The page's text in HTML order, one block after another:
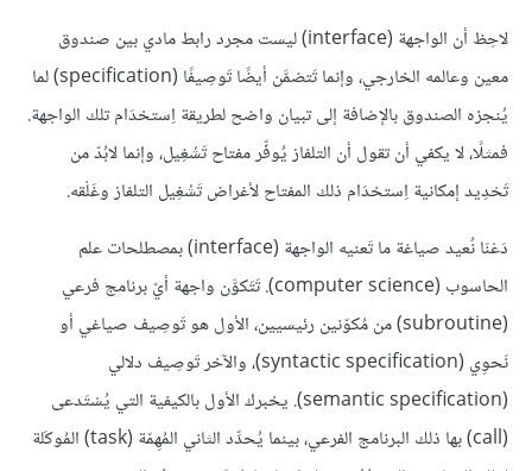
لاحِظ أن الواجهة (interface) ليست مجرد رابط مادي بين صندوق
معين وعالمه الخارجي، وإنما تَتضمَّن أيضًا تَوصِيفًا (specification) لما
يُنجزه الصندوق بالإضافة إلى تبيان واضح لطريقة اِستخدَام تلك الواجهة.
فمثلًا، لا يكفي أن تقول أن التلفاز يُوفِّر مفتاح تَشْغِيل، وإنما لابُدّ من
تَحْدِيد إمكانية اِستخدَام ذلك المفتاح لأغراض تَشْغِيل التلفاز وغَلْقه.
دَعْنَا نُعيد صياغة ما تَعنيه الواجهة (interface) بمصطلحات علم
الحاسوب (computer science). تَتَكوَّن واجهة أيّ برنامج فرعي
(subroutine) من مُكوّنين رئيسيين، الأول هو تَوصِيف صياغي أو
نَحوِي (syntactic specification)، والآخر تَوصِيف دلالي
(semantic specification). يخبرك الأول بالكيفية التي يُسْتَدعى
(call) بها ذلك البرنامج الفرعي، بينما يُحدِّد الثاني المُهِمّة (task) المُوكَلة